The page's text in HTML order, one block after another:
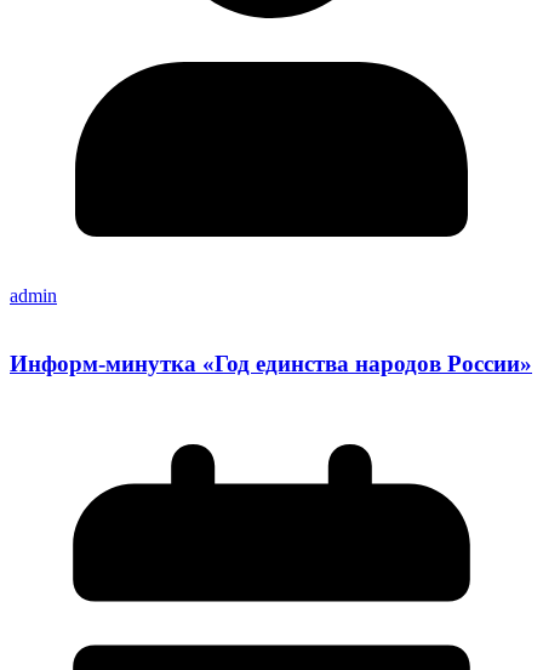
admin
Информ-минутка «Год единства народов России»